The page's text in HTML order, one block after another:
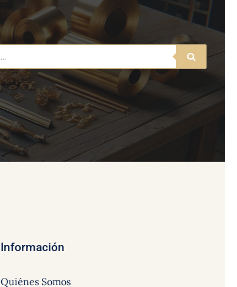
Información
Quiénes Somos